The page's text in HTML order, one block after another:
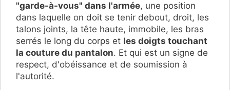
"garde-à-vous" dans l'armée, une position
dans laquelle on doit se tenir debout, droit, les
talons joints, la tête haute, immobile, les bras
serrés le long du corps et les doigts touchant
la couture du pantalon. Et qui est un signe de
respect, d'obéissance et de soumission à
l'autorité.